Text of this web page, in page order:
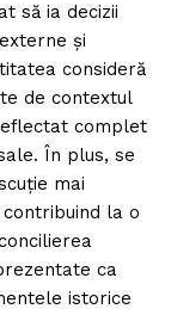
să ia decizii
și
consideră
de contextul
complet
În plus, se
mai
la o
ca
istorice